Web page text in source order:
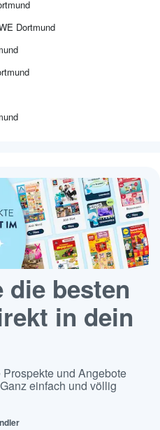
Dortmund
die besten
in dein
und Angebote
einfach und völlig